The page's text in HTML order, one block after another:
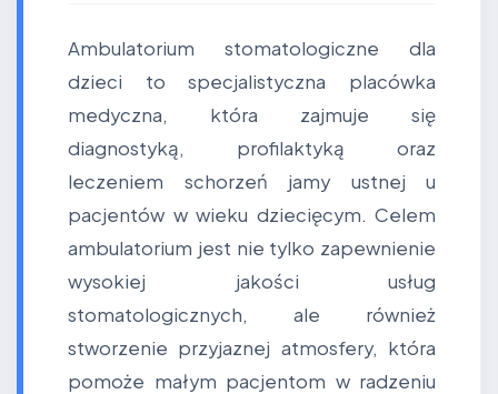
Ambulatorium stomatologiczne dla
dzieci to specjalistyczna placówka
medyczna, która zajmuje się
diagnostyką, profilaktyką oraz
leczeniem schorzeń jamy ustnej u
pacjentów w wieku dziecięcym. Celem
ambulatorium jest nie tylko zapewnienie
wysokiej jakości usług
stomatologicznych, ale również
stworzenie przyjaznej atmosfery, która
pomoże małym pacjentom w radzeniu